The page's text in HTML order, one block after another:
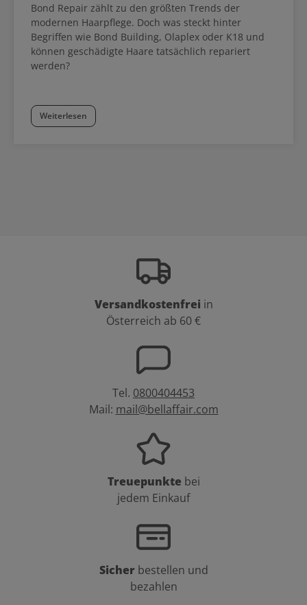
Bond Repair zählt zu den größten Trends der
modernen Haarpflege. Doch was steckt hinter
Begriffen wie Bond Building, Olaplex oder K18 und
können geschädigte Haare tatsächlich repariert
werden?
Weiterlesen
Versandkostenfrei in
Österreich ab 60 €
Tel. 0800404453
Mail: mail@bellaffair.com
Treuepunkte bei
jedem Einkauf
Sicher bestellen und
bezahlen